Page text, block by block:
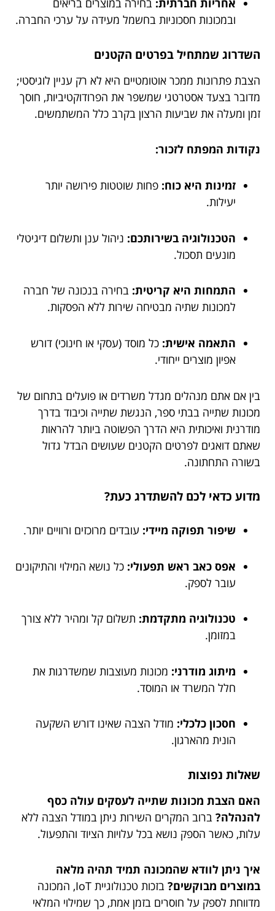
אחריות חברתית: בחירה במוצרים בריאים
ובמכונות חסכוניות בחשמל מעידה על ערכי החברה.
השדרוג שמתחיל בפרטים הקטנים
הצבת פתרונות ממכר אוטומטיים היא לא רק עניין לוגיסטי;
מדובר בצעד אסטרטגי שמשפר את הפרודוקטיביות, חוסך
זמן ומעלה את שביעות הרצון בקרב כלל המשתמשים.
נקודות המפתח לזכור:
זמינות היא כוח: פחות שוטטות פירושה יותר
יעילות.
הטכנולוגיה בשירותכם: ניהול ענן ותשלום דיגיטלי
מונעים תסכול.
התמחות היא קריטית: בחירה בנכונה של חברה
למכונות שתיה מבטיחה שירות ללא הפסקות.
התאמה אישית: כל מוסד (עסקי או חינוכי) דורש
אפיון מוצרים ייחודי.
בין אם אתם מנהלים מגדל משרדים או פועלים בתחום של
מכונות שתייה בבתי ספר, הנגשת שתייה וכיבוד בדרך
מודרנית ואיכותית היא הדרך הפשוטה ביותר להראות
שאתם דואגים לפרטים הקטנים שעושים הבדל גדול
בשורה התחתונה.
מדוע כדאי לכם להשתדרג כעת?
שיפור תפוקה מיידי: עובדים מרוכזים ורוויים יותר.
אפס כאב ראש תפעולי: כל נושא המילוי והתיקונים
עובר לספק.
טכנולוגיה מתקדמת: תשלום קל ומהיר ללא צורך
במזומן.
מיתוג מודרני: מכונות מעוצבות שמשדרגות את
חלל המשרד או המוסד.
חסכון כלכלי: מודל הצבה שאינו דורש השקעה
הונית מהארגון.
שאלות נפוצות
האם הצבת מכונות שתייה לעסקים עולה כסף
להנהלה? ברוב המקרים השירות ניתן במודל הצבה ללא
עלות, כאשר הספק נושא בכל עלויות הציוד והתפעול.
איך ניתן לוודא שהמכונה תמיד תהיה מלאה
במוצרים מבוקשים?
בזכות טכנולוגיית IoT, המכונה
מדווחת לספק על חוסרים בזמן אמת, כך שמילוי המלאי